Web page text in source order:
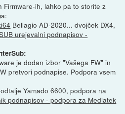
Firmware-ih, lahko pa to storite z
Bellagio AD-2020... dvojček DX4,
urejevalni podnapisov -
je dodan izbor "Vašega FW" in
pretvori podnapise. Podpora vsem
Yamado 6600, podpora na
podnapisov - podpora za Mediatek